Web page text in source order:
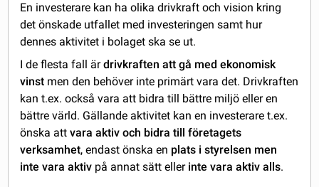
En investerare kan ha olika drivkraft och vision kring
det önskade utfallet med investeringen samt hur
dennes aktivitet i bolaget ska se ut.
I de flesta fall ärdrivkraften att gå med ekonomisk
vinst men den behöver inte primärt vara det. Drivkraften
kan t.ex. också vara att bidra till bättre miljö eller en
bättre värld. Gällande aktivitet kan en investerare t.ex.
önska attvara aktiv och bidra till företagets
verksamhet, endast önska en plats i styrelsen men
inte vara aktiv på annat sätt eller inte vara aktiv alls.